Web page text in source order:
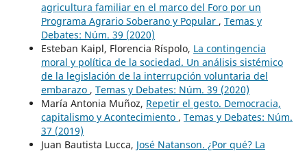
agricultura familiar en el marco del Foro por un
Programa Agrario Soberano y Popular , Temas y
Debates: Núm. 39 (2020)
Esteban Kaipl, Florencia Ríspolo, La contingencia
moral y política de la sociedad. Un análisis sistémico
de la legislación de la interrupción voluntaria del
embarazo , Temas y Debates: Núm. 39 (2020)
María Antonia Muñoz, Repetir el gesto. Democracia,
capitalismo y Acontecimiento , Temas y Debates: Núm.
37 (2019)
Juan Bautista Lucca, José Natanson. ¿Por qué? La